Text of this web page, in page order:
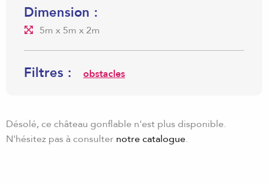
Dimension :
5m x 5m x 2m
Filtres : obstacles
Désolé, ce château gonflable n'est plus disponible.
N'hésitez pas à consulter notre catalogue.